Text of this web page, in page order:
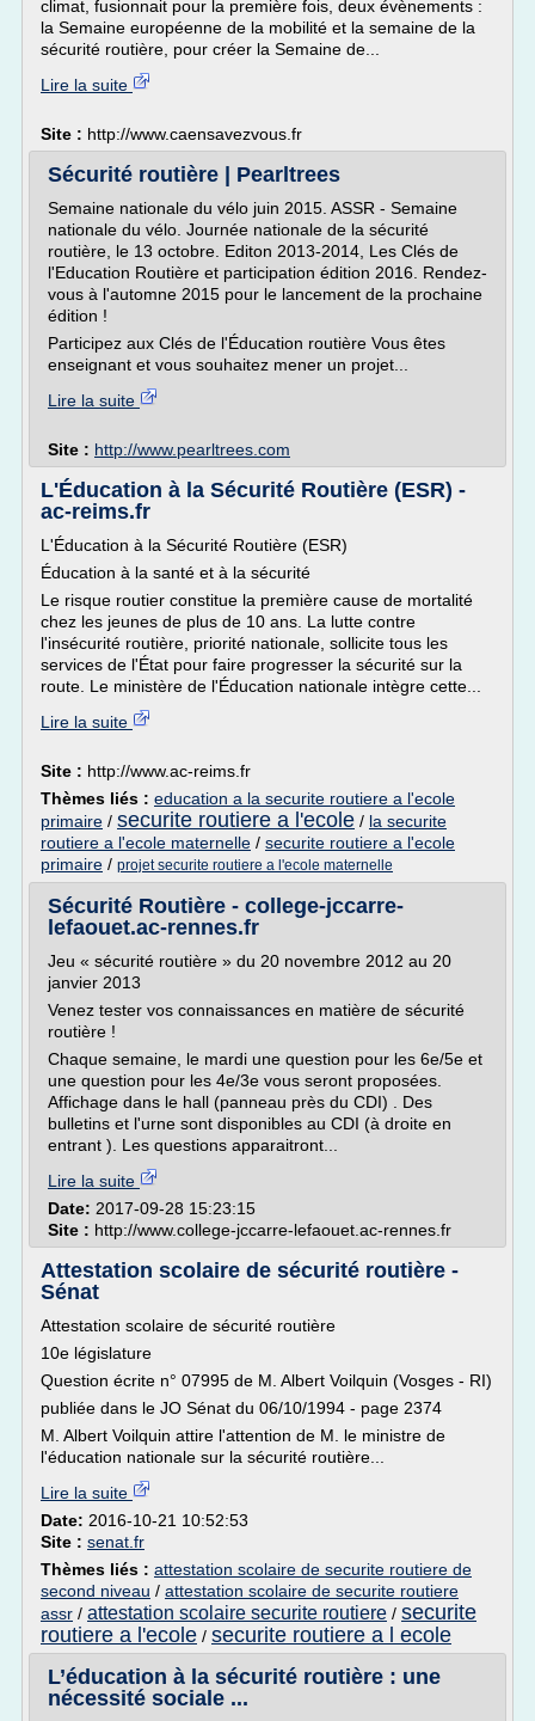
climat, fusionnait pour la première fois, deux évènements :
la Semaine européenne de la mobilité et la semaine de la
sécurité routière, pour créer la Semaine de...
Lire la suite
Site : http://www.caensavezvous.fr
Sécurité routière | Pearltrees
Semaine nationale du vélo juin 2015. ASSR - Semaine
nationale du vélo. Journée nationale de la sécurité
routière, le 13 octobre. Editon 2013-2014, Les Clés de
l'Education Routière et participation édition 2016. Rendez-
vous à l'automne 2015 pour le lancement de la prochaine
édition !
Participez aux Clés de l'Éducation routière Vous êtes
enseignant et vous souhaitez mener un projet...
Lire la suite
Site : http://www.pearltrees.com
L'Éducation à la Sécurité Routière (ESR) -
ac-reims.fr
L'Éducation à la Sécurité Routière (ESR)
Éducation à la santé et à la sécurité
Le risque routier constitue la première cause de mortalité
chez les jeunes de plus de 10 ans. La lutte contre
l'insécurité routière, priorité nationale, sollicite tous les
services de l'État pour faire progresser la sécurité sur la
route. Le ministère de l'Éducation nationale intègre cette...
Lire la suite
Site : http://www.ac-reims.fr
Thèmes liés : education a la securite routiere a l'ecole
primaire / securite routiere a l'ecole / la securite
routiere a l'ecole maternelle / securite routiere a l'ecole
primaire / projet securite routiere a l'ecole maternelle
Sécurité Routière - college-jccarre-
lefaouet.ac-rennes.fr
Jeu « sécurité routière » du 20 novembre 2012 au 20
janvier 2013
Venez tester vos connaissances en matière de sécurité
routière !
Chaque semaine, le mardi une question pour les 6e/5e et
une question pour les 4e/3e vous seront proposées.
Affichage dans le hall (panneau près du CDI) . Des
bulletins et l'urne sont disponibles au CDI (à droite en
entrant ). Les questions apparaitront...
Lire la suite
Date: 2017-09-28 15:23:15
Site : http://www.college-jccarre-lefaouet.ac-rennes.fr
Attestation scolaire de sécurité routière -
Sénat
Attestation scolaire de sécurité routière
10e législature
Question écrite n° 07995 de M. Albert Voilquin (Vosges - RI)
publiée dans le JO Sénat du 06/10/1994 - page 2374
M. Albert Voilquin attire l'attention de M. le ministre de
l'éducation nationale sur la sécurité routière...
Lire la suite
Date: 2016-10-21 10:52:53
Site : senat.fr
Thèmes liés : attestation scolaire de securite routiere de
second niveau / attestation scolaire de securite routiere
assr / attestation scolaire securite routiere / securite
routiere a l'ecole / securite routiere a l ecole
L’éducation à la sécurité routière : une
nécessité sociale ...